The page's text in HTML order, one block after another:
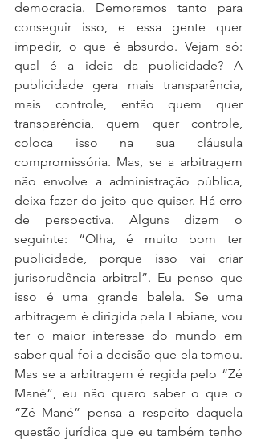
democracia. Demoramos tanto para
conseguir isso, e essa gente quer
impedir, o que é absurdo. Vejam só:
qual é a ideia da publicidade? A
publicidade gera mais transparência,
mais controle, então quem quer
transparência, quem quer controle,
coloca isso na sua cláusula
compromissória. Mas, se a arbitragem
não envolve a administração pública,
deixa fazer do jeito que quiser. Há erro
de perspectiva. Alguns dizem o
seguinte: “Olha, é muito bom ter
publicidade, porque isso vai criar
jurisprudência arbitral”. Eu penso que
isso é uma grande balela. Se uma
arbitragem é dirigida pela Fabiane, vou
ter o maior interesse do mundo em
saber qual foi a decisão que ela tomou.
Mas se a arbitragem é regida pelo “Zé
Mané”, eu não quero saber o que o
“Zé Mané” pensa a respeito daquela
questão jurídica que eu também tenho